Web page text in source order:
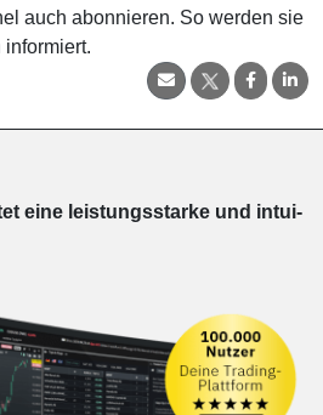
auch abonnieren. So werden sie
eine leis­tungs­star­ke und in­tui­